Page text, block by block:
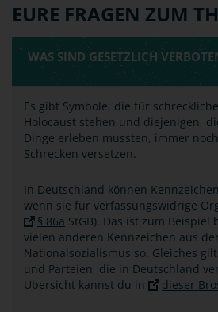
EURE FRAGEN ZUM
WAS SIND GESETZLICH
Es gibt Symbole, die für
Holocaust stehen und diejenigen,
Dinge erleben mussten, immer
Schrecken versetzen.
In Deutschland können
wenn sie für verfassungswidrige
§ 86a StGB). Das ist zum Beispiel
vielen anderen Kennzeichen aus
Nationalsozialismus so. Gleiches
und Parteien, die in Deutschland
Übersicht kannst du in
dieser